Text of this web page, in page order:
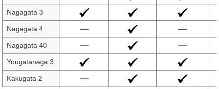
Nagagata 3
Nagagata 4
Nagagata 40
Yougatanaga 3
Kakugata 2